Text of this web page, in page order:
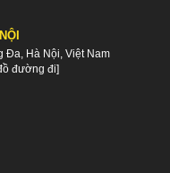
Đa, Hà Nội, Việt Nam
đường đi]